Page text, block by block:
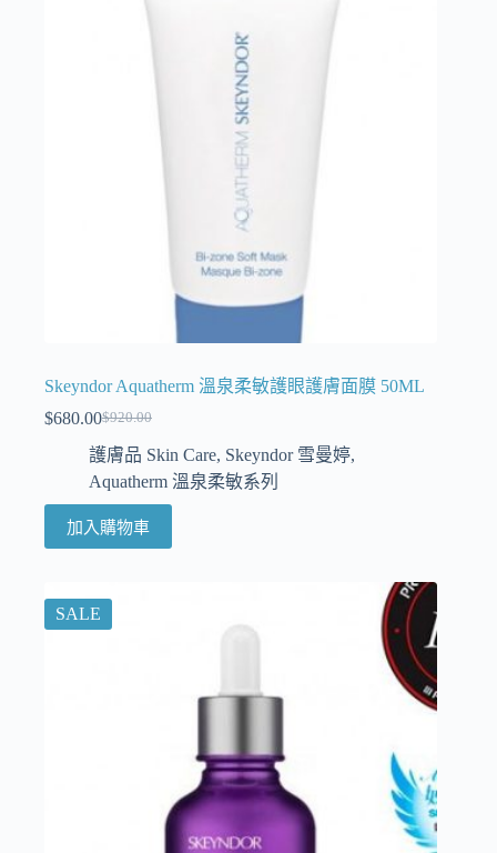
Skeyndor Aquatherm 溫泉柔敏護眼護膚面膜 50ML
$920.00
$680.00
護膚品 Skin Care, Skeyndor 雪曼婷,
Aquatherm 溫泉柔敏系列
加入購物車
SALE